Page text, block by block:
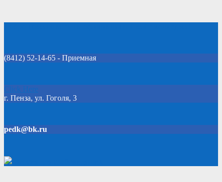
(8412) 52-14-65 - Приемная
Click Here
г. Пенза, ул. Гоголя, 3
pedk@bk.ru